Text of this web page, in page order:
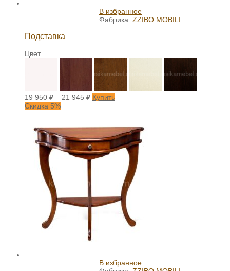
В избранное
Фабрика: ZZIBO MOBILI
Подставка
Цвет
19 950 ₽ – 21 945 ₽ Купить
Скидка 5%
В избранное